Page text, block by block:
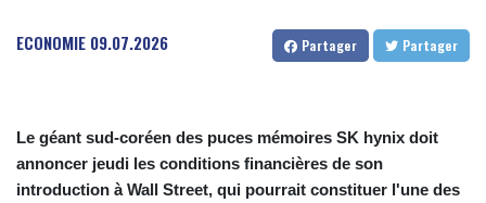
ECONOMIE 09.07.2026 Partager Partager
Le géant sud-coréen des puces mémoires SK hynix doit
annoncer jeudi les conditions financières de son
introduction à Wall Street, qui pourrait constituer l'une des